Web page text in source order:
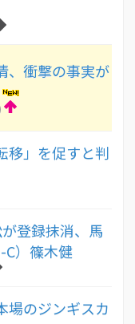
、衝撃の事実が
移」を促すと判
が登録抹消、馬
）篠木健
場のジンギスカ